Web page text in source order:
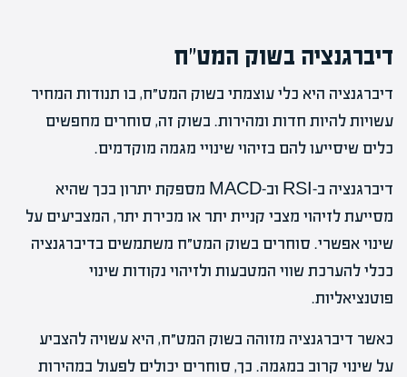
דיברגנציה בשוק המט״ח
דיברגנציה היא כלי עוצמתי בשוק המט״ח, בו תנודות המחיר
עשויות להיות חדות ומהירות. בשוק זה, סוחרים מחפשים
כלים שיסייעו להם בזיהוי שינויי מגמה מוקדמים.
דיברגנציה ב-RSI וב-MACD מספקת יתרון בכך שהיא
מסייעת לזיהוי מצבי קניית יתר או מכירת יתר, המצביעים על
שינוי אפשרי. סוחרים בשוק המט״ח משתמשים בדיברגנציה
ככלי להערכת שווי המטבעות ולזיהוי נקודות שינוי
פוטנציאליות.
כאשר דיברגנציה מזוהה בשוק המט״ח, היא עשויה להצביע
על שינוי קרוב במגמה. כך, סוחרים יכולים לפעול במהירות